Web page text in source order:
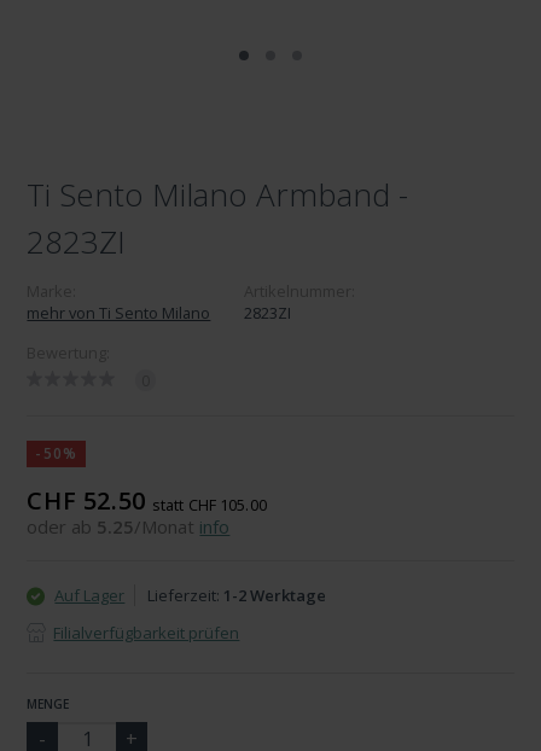
Ti Sento Milano Armband -
2823ZI
mehr von Ti Sento Milano
2823ZI
-50%
CHF 52.50 statt CHF 105.00
oder ab 5.25/Monat info
Auf Lager Lieferzeit: 1-2 Werktage
Filialverfügbarkeit prüfen
MENGE